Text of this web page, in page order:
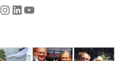
InstagramLinkedIn YouTube